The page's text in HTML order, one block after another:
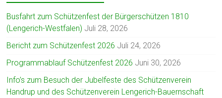
Busfahrt zum Schützenfest der Bürgerschützen 1810
(Lengerich-Westfalen) Juli 28, 2026
Bericht zum Schützenfest 2026 Juli 24, 2026
Programmablauf Schützenfest 2026 Juni 30, 2026
Info’s zum Besuch der Jubelfeste des Schützenverein
Handrup und des Schützenverein Lengerich-Bauernschaft